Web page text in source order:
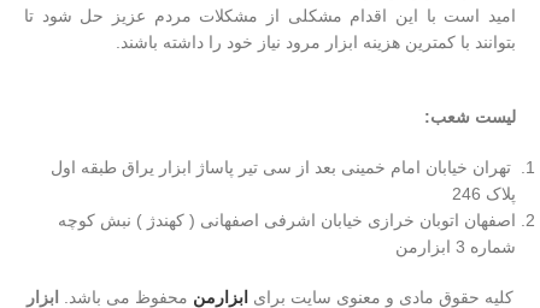
امید است با این اقدام مشکلی از مشکلات مردم عزیز حل شود تا
بتوانند با کمترین هزینه ابزار مرود نیاز خود را داشته باشند.
لیست شعب:
تهران خیابان امام خمینی بعد از سی تیر پاساژ ابزار یراق طبقه اول
پلاک 246
اصفهان اتوبان خرازی خیابان اشرفی اصفهانی ( کهندژ ) نبش کوچه
شماره 3 ابزارمن
کلیه حقوق مادی و معنوی سایت برای ابزارمن محفوظ می‌ باشد.
ابزار